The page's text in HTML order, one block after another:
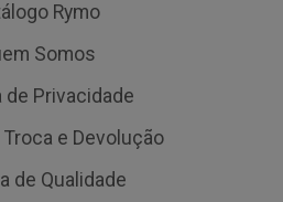
Rymo
Somos
de Privacidade
e Devolução
de Qualidade